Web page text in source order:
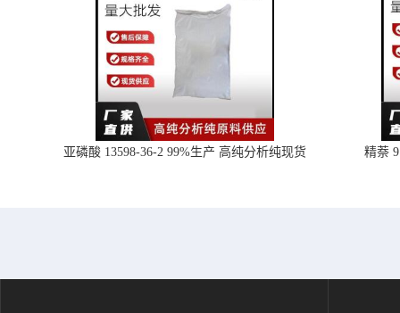
亚磷酸 13598-36-2 99%生产 高纯分析纯现货 精萘